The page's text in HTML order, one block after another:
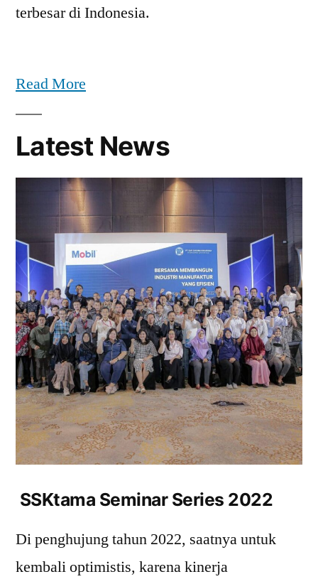
terbesar di Indonesia.
Read More
Latest News
SSKtama Seminar Series 2022
Di penghujung tahun 2022, saatnya untuk
kembali optimistis, karena kinerja